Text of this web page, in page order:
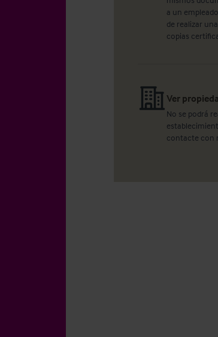
a un
de realizar
copias
Ver
No se podrá
contacte con